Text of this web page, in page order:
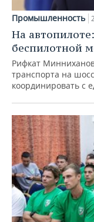
Промышленность
На
беспилотной
Рифкат
транспорта на
координировать с